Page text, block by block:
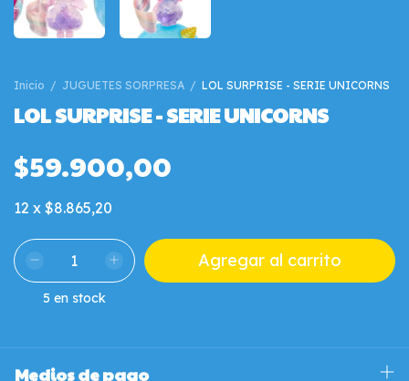
Inicio / JUGUETES SORPRESA / LOL SURPRISE - SERIE UNICORNS
LOL SURPRISE - SERIE UNICORNS
$59.900,00
12 x $8.865,20
5 en stock
Medios de pago